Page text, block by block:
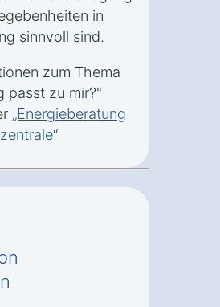
in
sinnvoll sind.
zum Thema
passt zu mir?"
„Energieberatung